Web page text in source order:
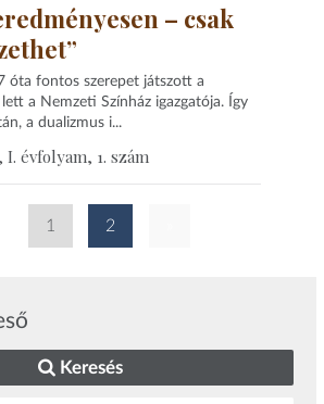
– csak
óta fontos szerepet játszott a
a Nemzeti Színház igazgatója. Így
a dualizmus i...
évfolyam, 1. szám
1 2
Keresés